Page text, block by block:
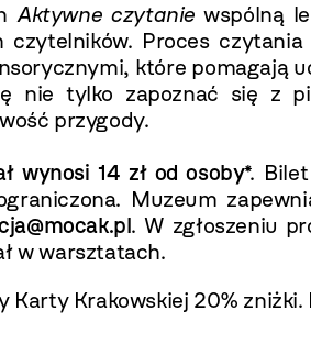
Aktywne czytanie wspólną
czytelników. Proces
które pomagają
nie tylko zapoznać się z
przygody.
wynosi 14 zł od osoby*.
Muzeum
. W zgłoszeniu
w warsztatach.
Karty Krakowskiej 20%